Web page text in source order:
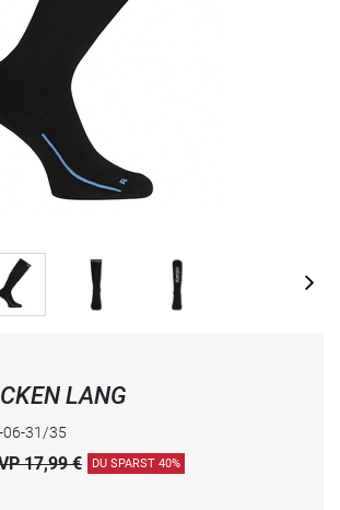
LANG
06-31/35
17,99 € DU SPARST 40%